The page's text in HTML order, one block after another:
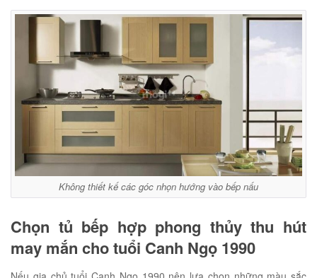
Không thiết kế các góc nhọn hướng vào bếp nấu
Chọn tủ bếp hợp phong thủy thu hút
may mắn cho tuổi Canh Ngọ 1990